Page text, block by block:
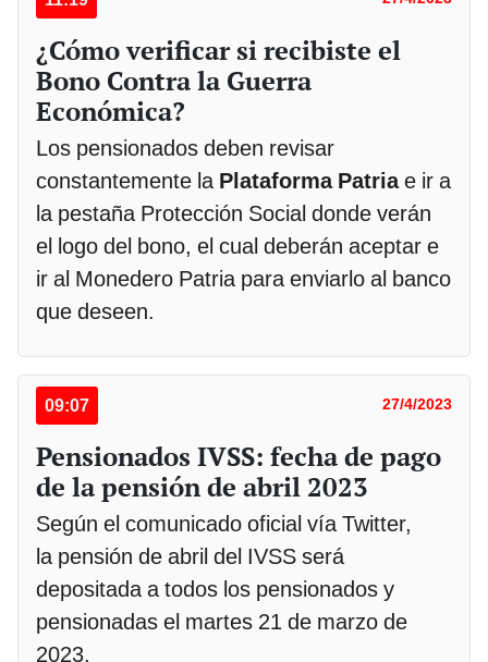
¿Cómo verificar si recibiste el
Bono Contra la Guerra
Económica?
Los pensionados deben revisar
constantemente la Plataforma Patriae ir a
la pestaña Protección Social donde verán
el logo del bono, el cual deberán aceptar e
ir al Monedero Patria para enviarlo al banco
que deseen.
09:07 27/4/2023
Pensionados IVSS: fecha de pago
de la pensión de abril 2023
Según el comunicado oficial vía Twitter,
la pensión de abril del IVSS será
depositada a todos los pensionados y
pensionadas el martes 21 de marzo de
2023.